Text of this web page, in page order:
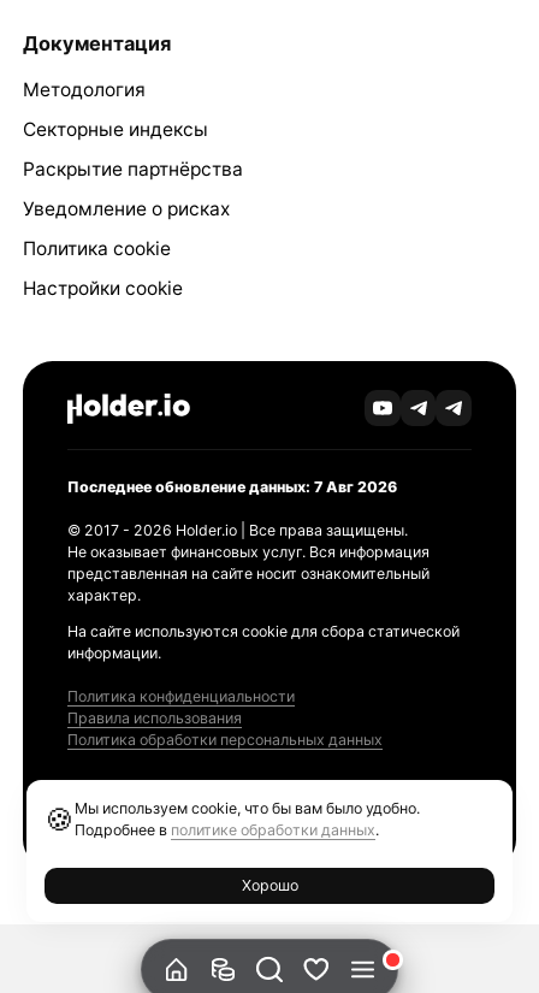
Документация
Методология
Секторные индексы
Раскрытие партнёрства
Уведомление о рисках
Политика cookie
Настройки cookie
Последнее обновление данных: 7 Авг 2026
© 2017 - 2026 Holder.io | Все права защищены.
Не оказывает финансовых услуг. Вся информация
представленная на сайте носит ознакомительный
характер.
На сайте используются cookie для сбора статической
информации.
Политика конфиденциальности
Правила использования
Политика обработки персональных данных
🍪 Мы используем cookie, что бы вам было удобно.
Подробнее в политике обработки данных.
Хорошо
Ethereum GAS Tracker